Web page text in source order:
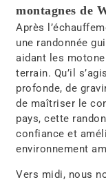
montagnes de
Après
une randonnée
aidant les
terrain. Qu’il
profonde, de
de maîtriser le
pays, cette
confiance et
environnement
Vers midi, nous